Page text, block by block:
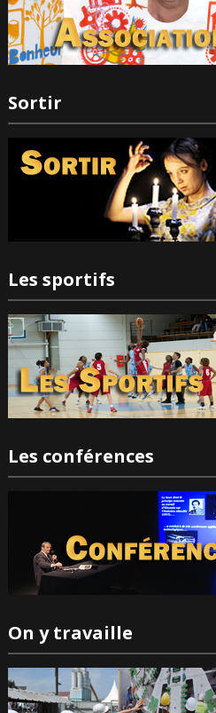
Sortir
Les sportifs
Les conférences
On y travaille